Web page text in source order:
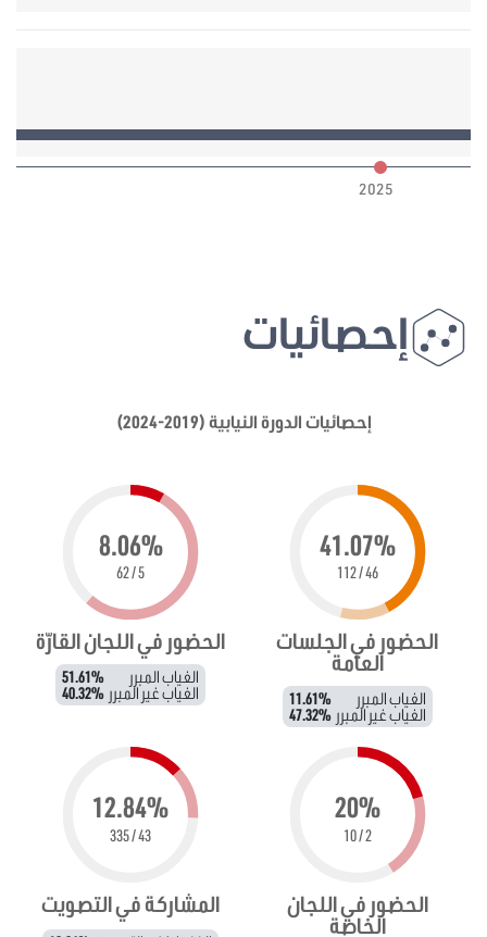
2025
إحصائيات
إحصائيات الدورة النيابية (2019-2024)
41.07%
46 / 112
الحضور في الجلسات
العامة
الغياب المبرر 11.61%
الغياب غير المبرر 47.32%
8.06%
5 / 62
الحضور في اللجان القارّة
الغياب المبرر 51.61%
الغياب غير المبرر 40.32%
20%
2 / 10
الحضور في اللجان
الخاصة
12.84%
43 / 335
المشاركة في التصويت